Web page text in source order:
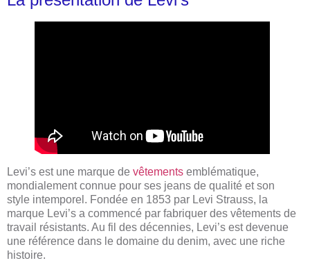
Levi’s est une marque de vêtements emblématique,
mondialement connue pour ses jeans de qualité et son
style intemporel. Fondée en 1853 par Levi Strauss, la
marque Levi’s a commencé par fabriquer des vêtements de
travail résistants. Au fil des décennies, Levi’s est devenue
une référence dans le domaine du denim, avec une riche
histoire.